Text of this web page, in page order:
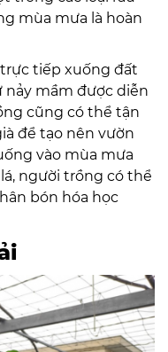
mùa mưa là hoàn
tiếp xuống đất
nảy mầm được diễn
cũng có thể tận
để tạo nên vườn
vào mùa mưa
người trồng có thể
bón hóa học